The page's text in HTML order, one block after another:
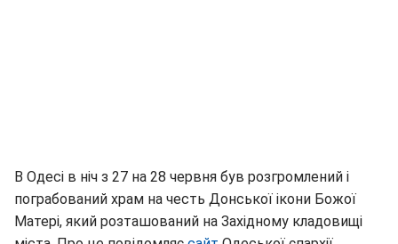
В Одесі в ніч з 27 на 28 червня був розгромлений і
пограбований храм на честь Донської ікони Божої
Матері, який розташований на Західному кладовищі